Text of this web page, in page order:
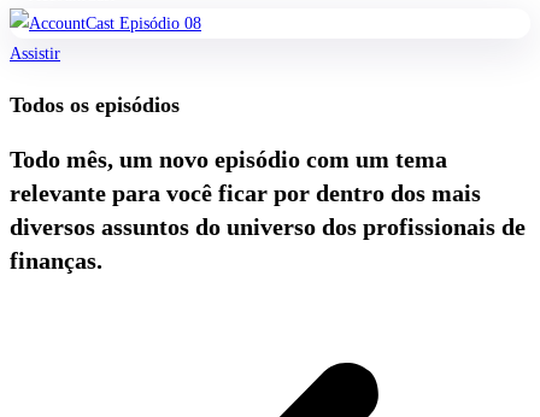
Assistir
Todos os episódios
Todo mês, um novo episódio com um tema
relevante para você ficar por dentro dos mais
diversos assuntos do universo dos profissionais de
finanças.